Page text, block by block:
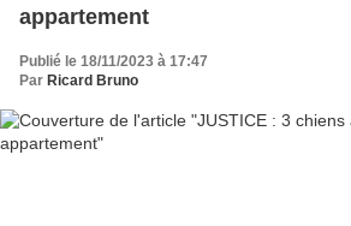
appartement
Publié le 18/11/2023 à 17:47
Par Ricard Bruno